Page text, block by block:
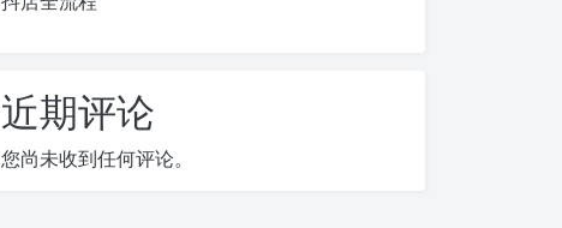
近期评论
您尚未收到任何评论。